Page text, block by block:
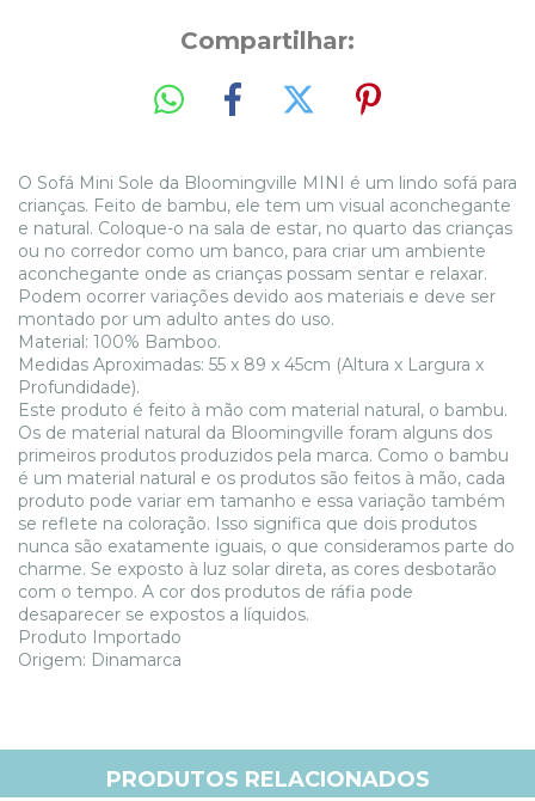
Compartilhar:
O Sofá Mini Sole da Bloomingville MINI é um lindo sofá para
crianças. Feito de bambu, ele tem um visual aconchegante
e natural. Coloque-o na sala de estar, no quarto das crianças
ou no corredor como um banco, para criar um ambiente
aconchegante onde as crianças possam sentar e relaxar.
Podem ocorrer variações devido aos materiais e deve ser
montado por um adulto antes do uso.
Material: 100% Bamboo.
Medidas Aproximadas: 55 x 89 x 45cm (Altura x Largura x
Profundidade).
Este produto é feito à mão com material natural, o bambu.
Os de material natural da Bloomingville foram alguns dos
primeiros produtos produzidos pela marca. Como o bambu
é um material natural e os produtos são feitos à mão, cada
produto pode variar em tamanho e essa variação também
se reflete na coloração. Isso significa que dois produtos
nunca são exatamente iguais, o que consideramos parte do
charme. Se exposto à luz solar direta, as cores desbotarão
com o tempo. A cor dos produtos de ráfia pode
desaparecer se expostos a líquidos.
Produto Importado
Origem: Dinamarca
PRODUTOS RELACIONADOS